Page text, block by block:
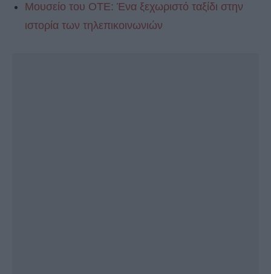
Μουσείο του ΟΤΕ: Ένα ξεχωριστό ταξίδι στην
ιστορία των τηλεπικοινωνιών